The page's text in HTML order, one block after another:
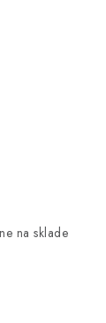
na sklade